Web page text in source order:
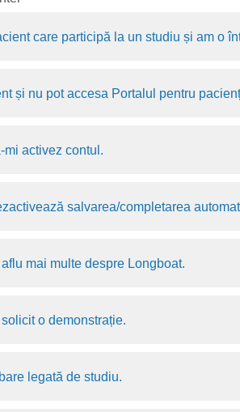
care participă la un studiu și am o
și nu pot accesa Portalul pentru
mi activez contul.
salvarea/completarea
mai multe despre Longboat.
o demonstrație.
legată de studiu.